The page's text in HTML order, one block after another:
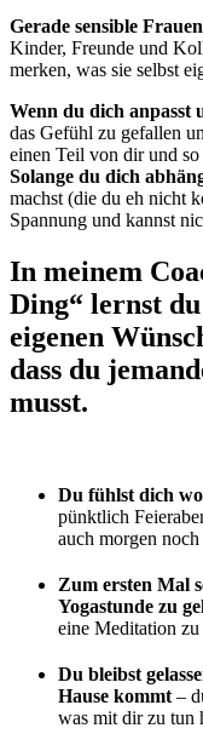
Gerade sensible
Kinder, Freunde und
merken, was sie selbst
Wenn du dich anpasst
das Gefühl zu gefallen
einen Teil von dir und
Solange du dich
machst (die du eh nicht
Spannung und kannst
In meinem
Ding“ lernst
eigenen
dass du
musst.
Du fühlst dich
pünktlich
auch morgen
Zum ersten Mal
Yogastunde zu
eine Meditation
Du bleibst
Hause kommt –
was mit dir zu tun